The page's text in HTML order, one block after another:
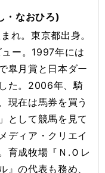
・なおひろ)
れ。東京都出身。
ー。1997年には
皐月賞と日本ダー
た。2006年、騎
現在は馬券を買う
として競馬を見て
ディア・クリエイ
育成牧場『Ｎ.Ｏレ
』の代表も務め、